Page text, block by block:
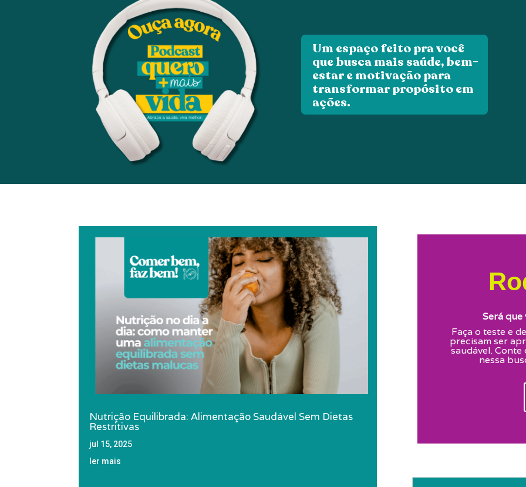
Um espaço feitopra você
que busca mais saúde, bem-
estar e motivação para
transformar propósito em
ações.
Nutrição Equilibrada: Alimentação Saudável Sem Dietas
Restritivas
jul 15, 2025
ler mais
Será que
Faça o teste e
precisam ser
saudável.
nessa